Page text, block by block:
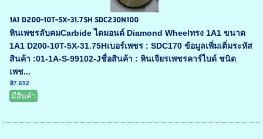
1A1 D200-10T-5X-31.75H SDC230N100
หินเพชรลับคมCarbide ไดมอนด์ Diamond Wheelทรง 1A1 ขนาด
1A1 D200-10T-5X-31.75Hเบอร์เพชร : SDC170 ข้อมูลเพิ่มเติ่มระหัส
สินค้า :01-1A-S-99102-Jชื่อสินค้า : หินเจียรเพชรคาร์ไบด์ ชนิด
เพช...
฿7,692
มีสินค้า